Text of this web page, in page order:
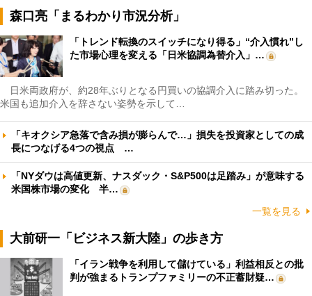
森口亮「まるわかり市況分析」
「トレンド転換のスイッチになり得る」“介入慣れ”し
た市場心理を変える「日米協調為替介入」…
日米両政府が、約28年ぶりとなる円買いの協調介入に踏み切った。
米国も追加介入を辞さない姿勢を示して…
「キオクシア急落で含み損が膨らんで…」損失を投資家としての成
長につなげる4つの視点 …
「NYダウは高値更新、ナスダック・S&P500は足踏み」が意味する
米国株市場の変化 半…
一覧を見る
大前研一「ビジネス新大陸」の歩き方
「イラン戦争を利用して儲けている」利益相反との批
判が強まるトランプファミリーの不正蓄財疑…